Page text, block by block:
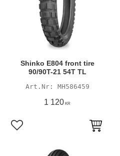
Shinko E804 front tire
90/90T-21 54T TL
MH586459
1 120 KR
Lägg till i favoriter